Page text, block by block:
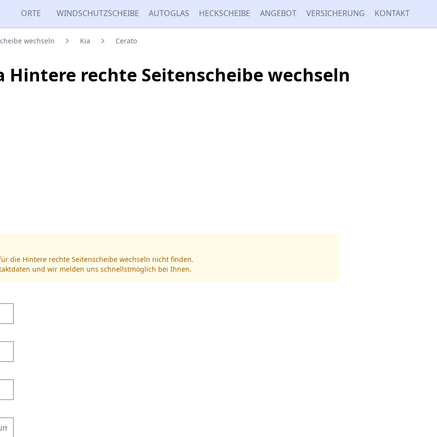
ORTE WINDSCHUTZSCHEIBE AUTOGLAS HECKSCHEIBE ANGEBOT VERSICHERUNG KONTAKT
wechseln Kia Cerato
Hintere rechte Seitenscheibe wechseln
die Hintere rechte Seitenscheibe wechseln nicht finden.
und wir melden uns schnellstmöglich bei Ihnen.